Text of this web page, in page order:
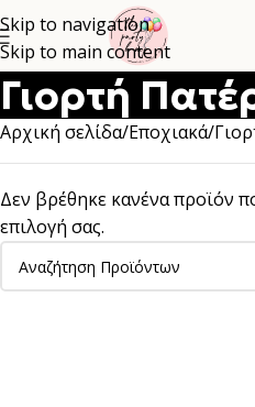
Skip to navigation
Skip to main content
Γιορτή
Αρχική σελίδα Εποχιακά
Δεν βρέθηκε κανένα προϊόν
επιλογή σας.